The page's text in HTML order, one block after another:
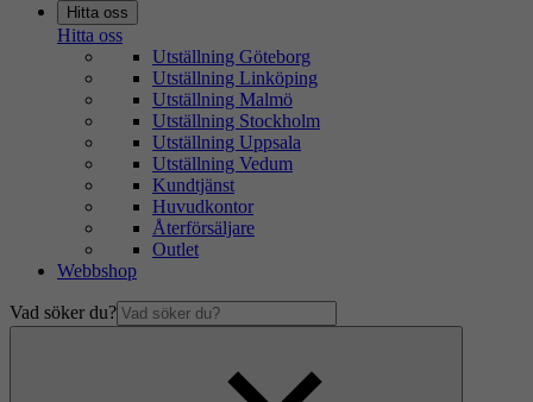
Hitta oss
Hitta oss
Utställning Göteborg
Utställning Linköping
Utställning Malmö
Utställning Stockholm
Utställning Uppsala
Utställning Vedum
Kundtjänst
Huvudkontor
Återförsäljare
Outlet
Webbshop
Vad söker du?